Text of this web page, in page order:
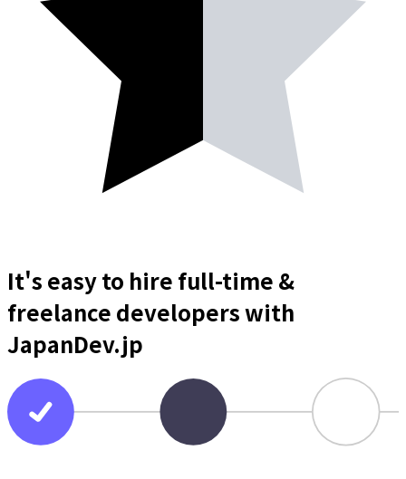
It's easy to hire full-time &
freelance developerswith
JapanDev.jp